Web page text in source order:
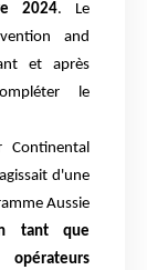
2024. Le
and
et après
le
Continental
d'une
Aussie
tant que